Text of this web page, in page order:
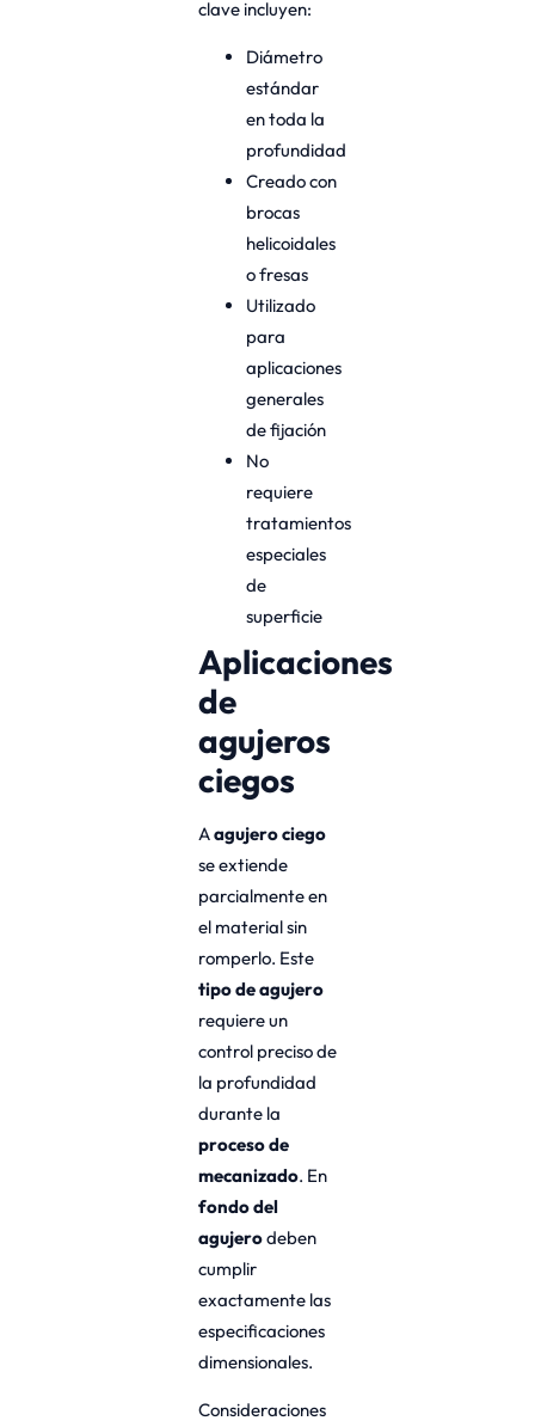
clave incluyen:
Diámetro
estándar
en toda la
profundidad
Creado con
brocas
helicoidales
o fresas
Utilizado
para
aplicaciones
generales
de fijación
No
requiere
tratamientos
especiales
de
superficie
Aplicaciones
de
agujeros
ciegos
Aagujero ciego
se extiende
parcialmente en
el material sin
romperlo. Este
tipo de agujero
requiere un
control preciso de
la profundidad
durante la
proceso de
mecanizado. En
fondo del
agujerodeben
cumplir
exactamente las
especificaciones
dimensionales.
Consideraciones